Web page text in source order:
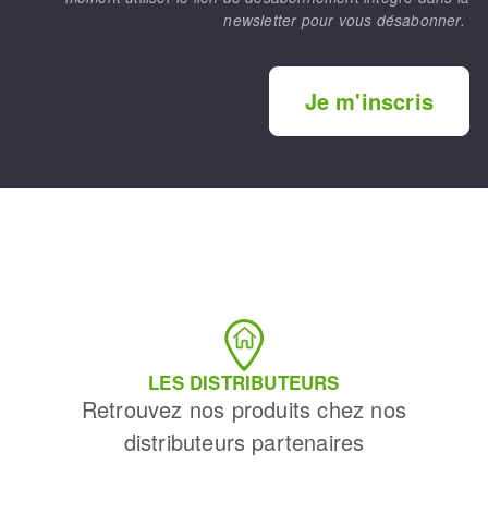
newsletter pour vous désabonner.
Je m'inscris
LES DISTRIBUTEURS
Retrouvez nos produits chez nos
distributeurs partenaires